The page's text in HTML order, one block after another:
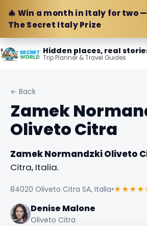
🎄 Win a month in Italy for two —
The Secret Italy Prize
Hidden places, real
Trip Planner & Travel Guides
← Back
Zamek
Oliveto Citra
Zamek Normandzki Oliveto
Citra, Italia.
84020 Oliveto Citra SA, Italia•
Denise Malone
Oliveto Citra